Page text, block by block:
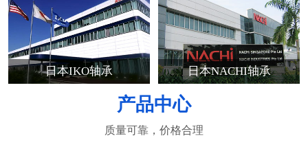
日本IKO轴承 日本NACHI轴承
产品中心
质量可靠，价格合理